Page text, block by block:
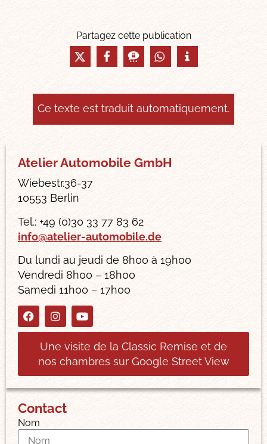
Partagez cette publication
Ce texte est traduit automatiquement.
Atelier Automobile GmbH
Wiebestr.36-37
10553 Berlin
Tel.: +49 (0)30 33 77 83 62
info@atelier-automobile.de
Du lundi au jeudi de 8h00 à 19h00
Vendredi 8h00 – 18h00
Samedi 11h00 – 17h00
Une visite de la Classic Remise et de
nos chambres sur Google Street View
Contact
Nom